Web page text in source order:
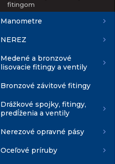
fitingom
Manometre
NEREZ
Medené a bronzové
lisovacie fitingy a ventily
Bronzové závitové fitingy
Drážkové spojky, fitingy,
predĺženia a ventily
Nerezové opravné pásy
Oceľové príruby